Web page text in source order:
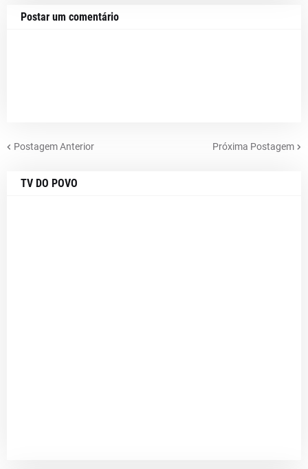
Postar um comentário
Postagem Anterior Próxima Postagem
TV DO POVO